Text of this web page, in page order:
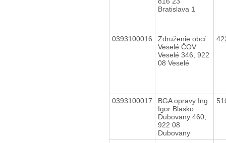
Bratislava 1
0393100016
Združenie obcí
Veselé ČOV
Veselé 346, 922
08 Veselé
0393100017
BGA opravy Ing.
Igor Blasko
Dubovany 460,
922 08
Dubovany